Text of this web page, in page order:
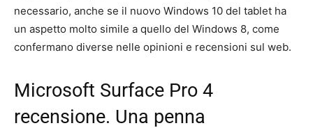
necessario, anche se il nuovo Windows 10 del tablet ha
un aspetto molto simile a quello del Windows 8, come
confermano diverse nelle opinioni e recensioni sul web.
Microsoft Surface Pro 4
recensione. Una penna